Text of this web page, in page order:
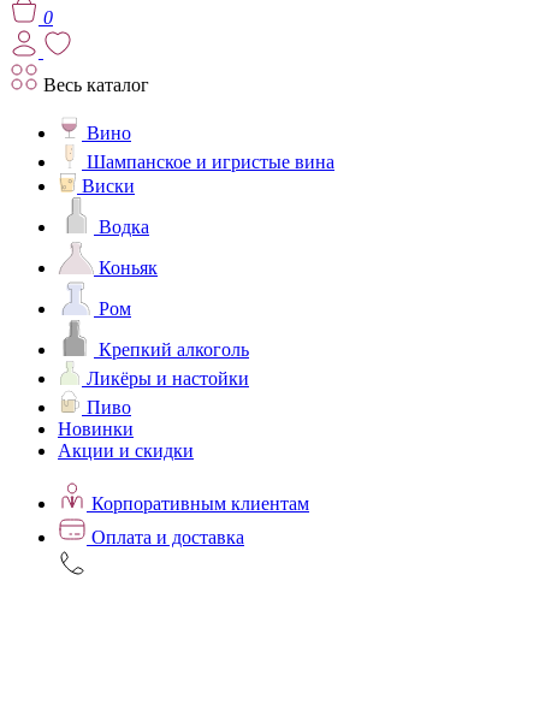
0
Весь каталог
Вино
Шампанское и игристые вина
Виски
Водка
Коньяк
Ром
Крепкий алкоголь
Ликёры и настойки
Пиво
Новинки
Акции и скидки
Корпоративным клиентам
Оплата и доставка